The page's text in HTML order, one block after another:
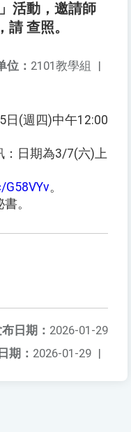
活動，邀請師
查照。
位： 2101教學組 |
日(週四)中午12:00
：日期為3/7(六)上
。
。
日期： 2026-01-29
期： 2026-01-29 |